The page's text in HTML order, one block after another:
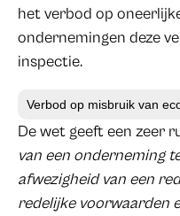
het verbod op
ondernemingen deze
inspectie.
Verbod op misbruik van
De wet geeft een zeer
van een onderneming
afwezigheid van een
redelijke voorwaarden